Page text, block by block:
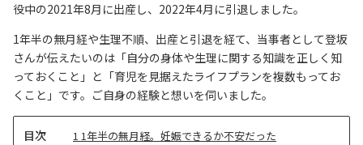
役中の2021年8月に出産し、2022年4月に引退しました。
1年半の無月経や生理不順、出産と引退を経て、当事者として登坂
さんが伝えたいのは「自分の身体や生理に関する知識を正しく知
っておくこと」と「育児を見据えたライフプランを複数もってお
くこと」です。ご自身の経験と想いを伺いました。
1 1年半の無月経。妊娠できるか不安だった